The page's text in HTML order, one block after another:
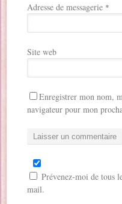
Adresse de messagerie *
Site web
Enregistrer mon nom,
navigateur pour mon
Prévenez-moi de tous
mail.